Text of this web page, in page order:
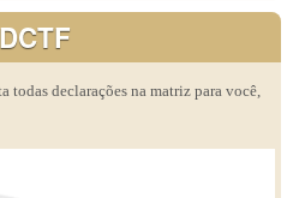
todas declarações na matriz para você,